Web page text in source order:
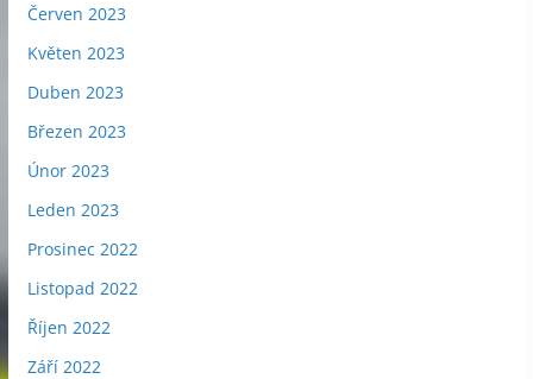
Červen 2023
Květen 2023
Duben 2023
Březen 2023
Únor 2023
Leden 2023
Prosinec 2022
Listopad 2022
Říjen 2022
Září 2022